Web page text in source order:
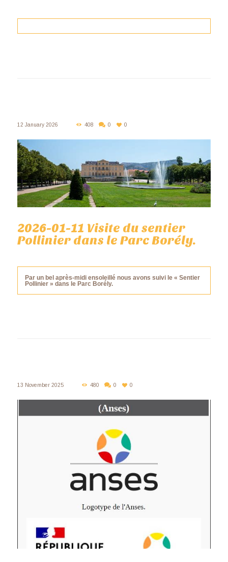
12 January 2026 408 0 0
2026-01-11 Visite du sentier
Pollinier dans le Parc Borély.
Par un bel après-midi ensoleillé nous avons suivi le « Sentier
Pollinier » dans le Parc Borély.
13 November 2025 480 0 0